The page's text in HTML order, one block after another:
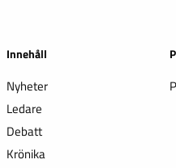
Innehåll
Nyheter
Ledare
Debatt
Krönika